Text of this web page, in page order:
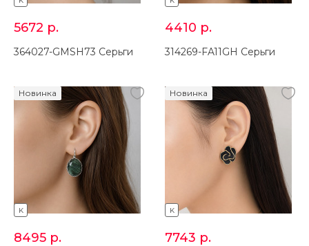
5672 р.
364027-GMSH73 Серьги
4410 р.
314269-FA11GH Серьги
K
Новинка
8495 р.
K
Новинка
7743 р.